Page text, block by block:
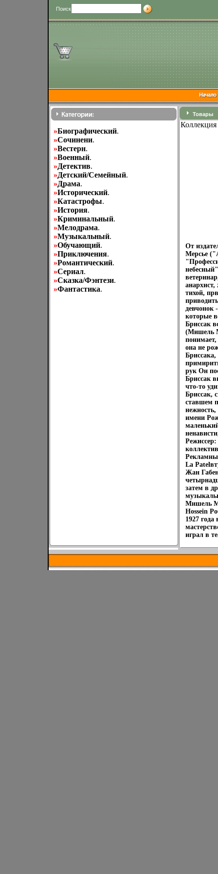
Поиск
»Биографический.
»Cочинени.
»Вестерн.
»Военный.
»Детектив.
»Детский/Семейный.
»Драма.
»Исторический.
»Катастрофы.
»История.
»Криминальный.
»Мелодрама.
»Музыкальный.
»Обучающий.
»Приключения.
»Романтический.
»Сериал.
»Сказка/Фэнтези.
»Фантастика.
Товары
От
Мерсье
анархист,
тихой,
девчонок
которые
Бриссак
(Мишель
она не
рук Он
Бриссак
что-то
Бриссак,
ставшем
имени
La
Жан
затем в
Мишель
Hossein
1927
играл в